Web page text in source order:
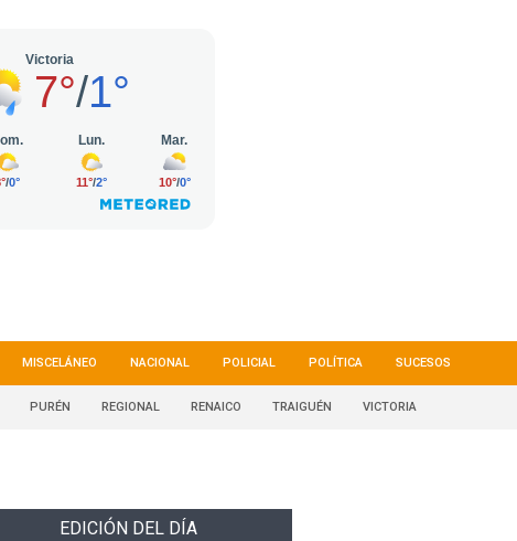
MISCELÁNEO NACIONAL POLICIAL POLÍTICA SUCESOS
PURÉN REGIONAL RENAICO TRAIGUÉN VICTORIA
EDICIÓN DEL DÍA